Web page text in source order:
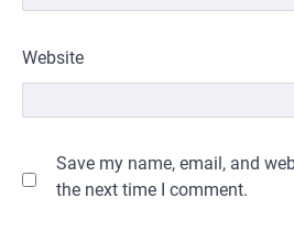
Website
Save my name, email, and
the next time I comment.